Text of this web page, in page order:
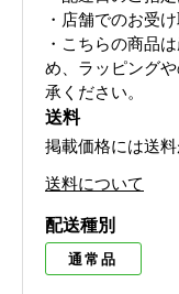
・店舗でのお受
・こちらの商品
め、ラッピング
承ください。
送料
掲載価格には送料
送料について
配送種別
通常品